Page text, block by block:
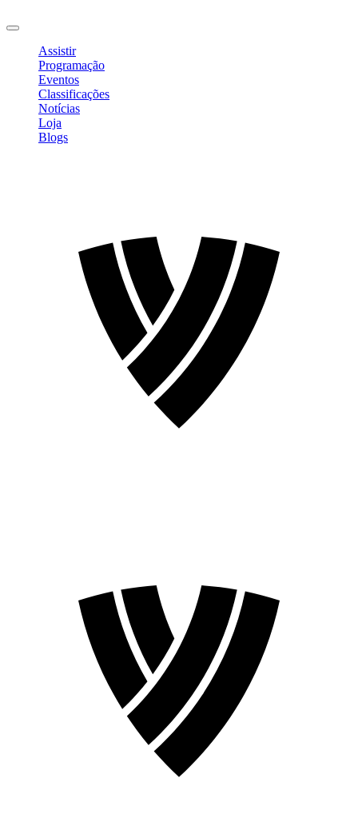
Assistir
Programação
Eventos
Classificações
Notícias
Loja
Blogs